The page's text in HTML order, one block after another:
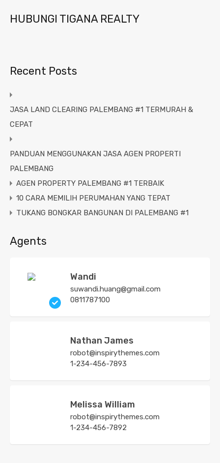
HUBUNGI TIGANA REALTY
Recent Posts
JASA LAND CLEARING PALEMBANG #1 TERMURAH &
CEPAT
PANDUAN MENGGUNAKAN JASA AGEN PROPERTI
PALEMBANG
AGEN PROPERTY PALEMBANG #1 TERBAIK
10 CARA MEMILIH PERUMAHAN YANG TEPAT
TUKANG BONGKAR BANGUNAN DI PALEMBANG #1
Agents
Wandi
suwandi.huang@gmail.com
0811787100
Nathan James
robot@inspirythemes.com
1-234-456-7893
Melissa William
robot@inspirythemes.com
1-234-456-7892